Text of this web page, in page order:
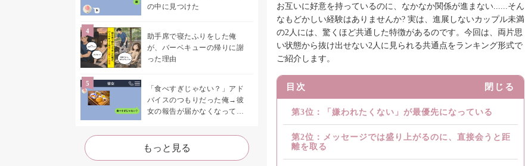
の中に見つけた
助手席で寝たふりをした俺
が、バーベキューの帰りに謝
った理由
「食べすぎじゃない？」アド
バイスのつもりだった俺→彼
女の報告が届かなくなって、
た
もっと見る
お互いに好意を持っているのに、なかなか関係が進まない......そん
なもどかしい経験はありませんか? 実は、進展しないカップル未満
の2人には、驚くほど共通した特徴があるのです。今回は、両片思
い状態から抜け出せない2人に見られる共通点をランキング形式で
ご紹介します。
目次 閉じる
第3位：「嫌われたくない」が最優先になっている
第2位：メッセージでは盛り上がるのに、直接会うと距
離を取る